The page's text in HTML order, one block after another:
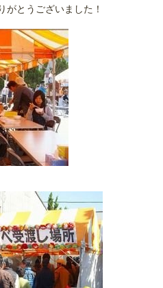
がとうございました！